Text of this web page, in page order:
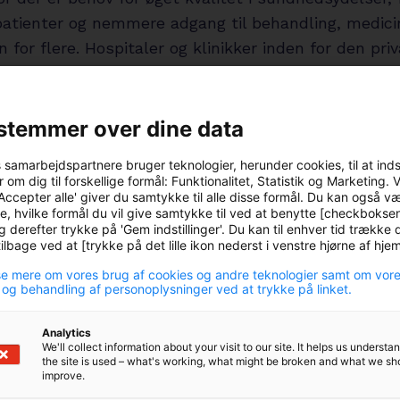
og nemmere adgang til behandling,
for flere. Hospitaler og klinikker inden for den
gang i landene.
af hospitalerne vil ske med fokus på
som energi, vand og byggematerialer.
hviler på et fundament af globale investorer og
inden for sundhedsområdet. Som
projektet bidrager vi til en udvikling af
Marokko, der er nødvendig for at højne kvaliteten
understøtte, at Humania udvikler deres fokus på
på både kortere og længere sigt", siger
Christiansen.
over dine data
samarbejdspartnere bruger teknologier, herunder cookies, til at
om dig til forskellige formål: Funktionalitet, Statistik og Marketing.
alle' giver du samtykke til alle disse formål. Du kan også
hvilke formål du vil give samtykke til ved at benytte
derefter trykke på 'Gem indstillinger'. Du kan til enhver tid trække
ved at [trykke på det lille ikon nederst i venstre hjørne af
mere om vores brug af cookies og andre teknologier samt om
og behandling af personoplysninger ved at trykke på linket.
Analytics
We'll collect information about your visit to our site. It helps us
the site is used – what's working, what might be broken and what we
improve.